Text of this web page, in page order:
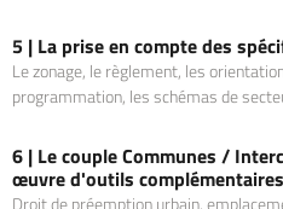
5 | La prise en compte des
Le zonage, le règlement, les
programmation, les schémas de
6 | Le couple Communes /
œuvre d'outils
Droit de préemption urbain,